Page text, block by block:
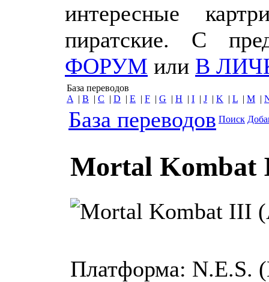
интересные
пиратские. С
ФОРУМ или В
База переводов
A | B | C | D | E | F | G | H | I | J | K | L | M |
База переводов Поиск
Mortal Kombat
Платформа: N.E.S.